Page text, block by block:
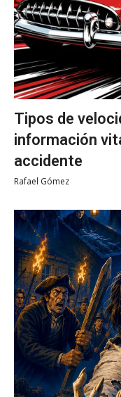
Tipos de
información
accidente
Rafael Gómez